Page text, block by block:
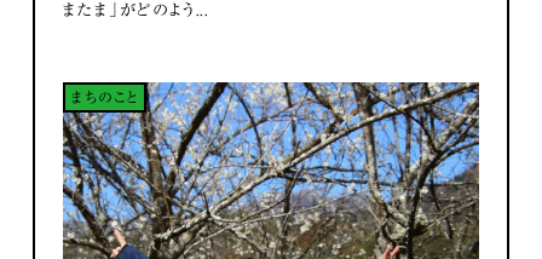
またま」がどのよう...
まちのこと